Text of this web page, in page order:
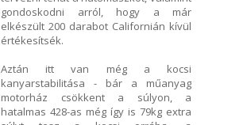
gondoskodni arról, hogy a már
elkészült 200 darabot Californián kívül
értékesítsék.
Aztán itt van még a kocsi
kanyarstabilitása - bár a műanyag
motorház csökkent a súlyon, a
hatalmas 428-as még így is 79kg extra